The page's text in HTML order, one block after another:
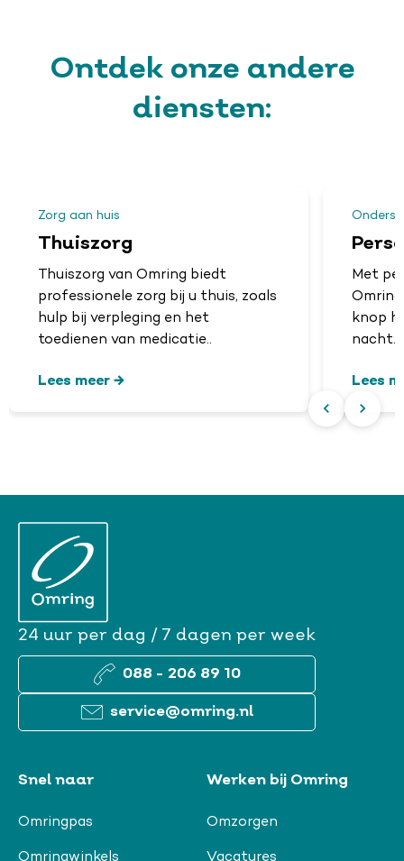
Ontdek onze andere
diensten:
Zorg aan huis
Thuiszorg
Thuiszorg van Omring biedt
professionele zorg bij u thuis, zoals
hulp bij verpleging en het
toedienen van medicatie..
Lees meer
Met
knop
nacht.
Lees
24 uur per dag / 7 dagen per week
088 - 206 89 10
service@omring.nl
Snel naar
Omringpas
Omringwinkels
Werken bij Omring
Omzorgen
Vacatures